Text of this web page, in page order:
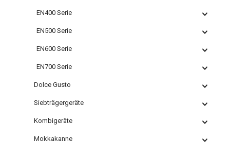
EN400 Serie
EN500 Serie
EN600 Serie
EN700 Serie
Dolce Gusto
Siebträgergeräte
Kombigeräte
Mokkakanne